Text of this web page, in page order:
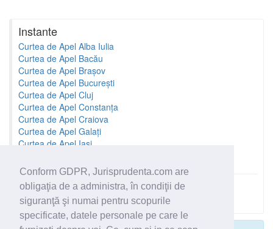
Conform GDPR, Jurisprudenta.com are
obligaţia de a administra, în condiţii de
siguranţă şi numai pentru scopurile
specificate, datele personale pe care le
Instante
Curtea de Apel Alba Iulia
Curtea de Apel Bacău
Curtea de Apel Brașov
Curtea de Apel București
Curtea de Apel Cluj
Curtea de Apel Constanța
Curtea de Apel Craiova
Curtea de Apel Galați
Curtea de Apel Iași
Toate instantele